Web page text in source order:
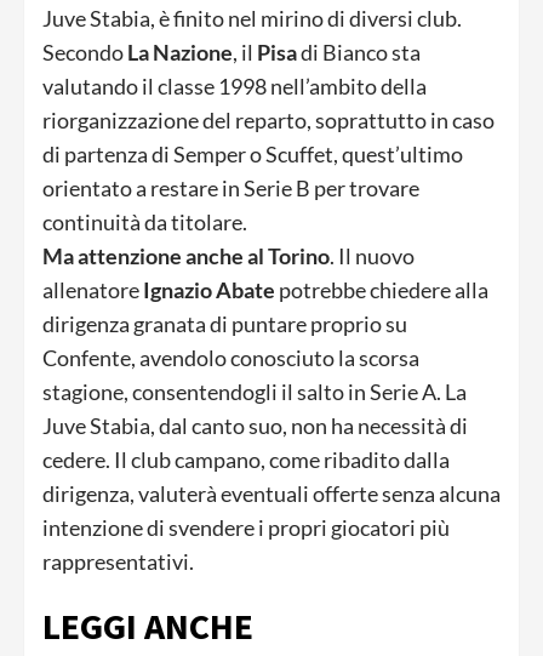
Juve Stabia, è finito nel mirino di diversi club.
SecondoLa Nazione, il Pisadi Biancosta
valutando il classe 1998 nell’ambito della
riorganizzazione del reparto, soprattutto in caso
di partenza di Semper o Scuffet, quest’ultimo
orientato a restare in Serie B per trovare
continuità da titolare.
Ma attenzione anche alTorino. Il nuovo
allenatoreIgnazio Abate potrebbe chiedere alla
dirigenza granata di puntare proprio su
Confente, avendolo conosciuto la scorsa
stagione, consentendogli il salto in Serie A. La
Juve Stabia, dal canto suo, non ha necessità di
cedere. Il club campano, come ribadito dalla
dirigenza, valuterà eventuali offerte senza alcuna
intenzione di svendere i propri giocatori più
rappresentativi.
LEGGI ANCHE